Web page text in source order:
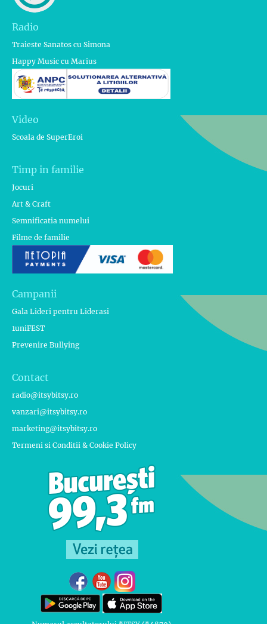
Radio
Traieste Sanatos cu Simona
Happy Music cu Marius
Video
Scoala de SuperEroi
Timp in familie
Jocuri
Art & Craft
Semnificatia numelui
Filme de familie
Campanii
Gala Lideri pentru Liderasi
1uniFEST
Prevenire Bullying
Contact
radio@itsybitsy.ro
vanzari@itsybitsy.ro
marketing@itsybitsy.ro
Termeni si Conditii & Cookie Policy